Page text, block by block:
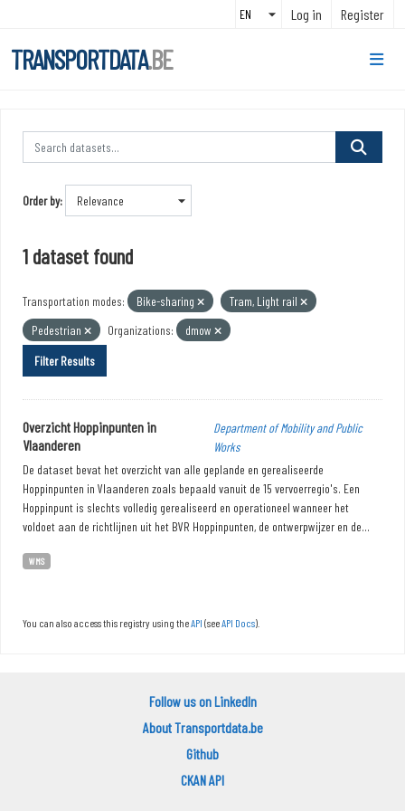
Log in Register
TRANSPORTDATA.BE
Order by
1 dataset found
Transportation modes: Bike-sharing
Tram, Light rail
Pedestrian
Organizations:
dmow
Filter Results
Overzicht Hoppinpunten in
Vlaanderen
Department of Mobility and Public
Works
De dataset bevat het overzicht van alle geplande en gerealiseerde
Hoppinpunten in Vlaanderen zoals bepaald vanuit de 15 vervoerregio's. Een
Hoppinpunt is slechts volledig gerealiseerd en operationeel wanneer het
voldoet aan de richtlijnen uit het BVR Hoppinpunten, de ontwerpwijzer en de...
WMS
You can also access this registry using theAPI (seeAPI Docs).
Follow us on LinkedIn
About Transportdata.be
Github
CKAN API